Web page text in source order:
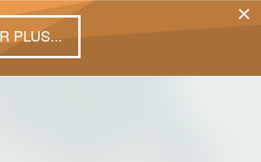
×
PLUS...